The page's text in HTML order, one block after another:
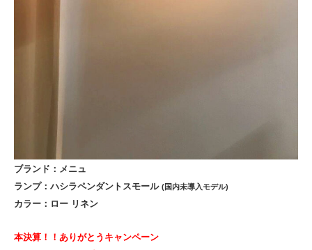
ブランド：メニュ
ランプ：ハシラペンダントスモール (国内未導入モデル)
カラー：ロー リネン
本決算！！ありがとうキャンペーン